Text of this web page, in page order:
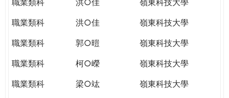
職業類科
洪○佳
嶺東科技大學
職業類科
郭○暟
嶺東科技大學
職業類科
柯○嶸
嶺東科技大學
職業類科
梁○竑
嶺東科技大學